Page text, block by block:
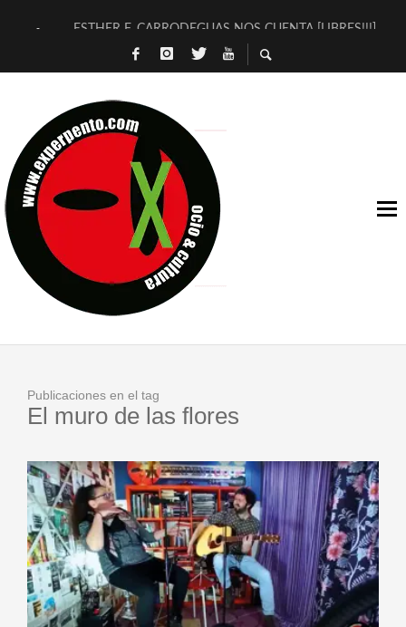
ESTHER F. CARRODEGUAS NOS CUENTA [LIBRES!!!]
[TERRA DE GUAPES] DE SANDRA MONFORT
TIMBRE 4, LA ESCUELA DEL DIRECTOR TEATRAL CLAUDIO
30 AÑOS (NO ES NADA) DE LA KATARSIS DEL TOMATAZO
MILITARES JUDÍAS EN #EXVITA
D’BALDOMEROS REINVENTAN [BITÁCORA 3.0] EN EXVITA
MARSHALL FLASH PRESENTA EN EXVITA [RELATIVA
JOFRE BARDAGÍ EN EXVITA INTERPRETANDO A SERRAT
Publicaciones en el tag
El muro de las flores